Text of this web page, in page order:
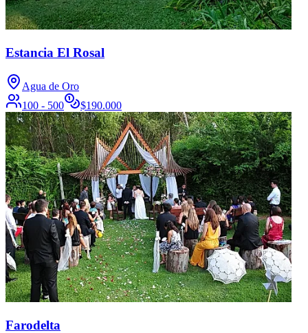
Estancia El Rosal
Agua de Oro
100 - 500
$190.000
Farodelta